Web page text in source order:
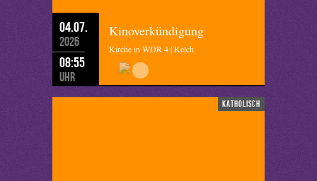
04.07.
2026
08:55
Uhr
Kinoverkündigung
Kirche in WDR 4 | Kelch
katholisch